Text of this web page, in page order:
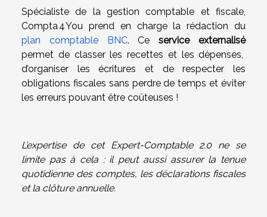
Spécialiste de la gestion comptable et fiscale,
Compta 4 You prend en charge la rédaction du
plan comptable BNC. Ceservice externalisé
permet de classer les recettes et les dépenses,
d’organiser les écritures et de respecter les
obligations fiscales sans perdre de temps et éviter
les erreurs pouvant être coûteuses !
L’expertise de cet Expert-Comptable 2.0 ne se
limite pas à cela : il peut aussi assurer la tenue
quotidienne des comptes, les déclarations fiscales
et la clôture annuelle.